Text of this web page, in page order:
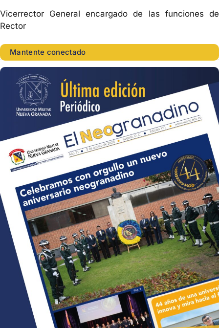
Vicerrector General encargado de las funciones de
Rector
Mantente conectado